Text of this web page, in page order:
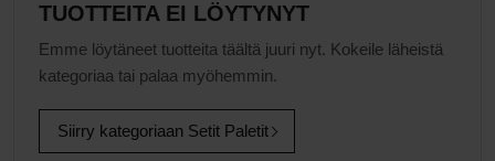
TUOTTEITA EI LÖYTYNYT
Emme löytäneet tuotteita täältä juuri nyt. Kokeile läheistä
kategoriaa tai palaa myöhemmin.
Siirry kategoriaan Setit Paletit